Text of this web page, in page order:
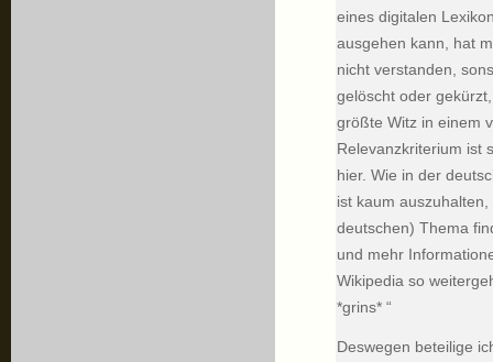
eines digitalen
ausgehen kann, hat
nicht verstanden,
gelöscht oder
größte Witz in einem
Relevanzkriterium ist
hier. Wie in der
ist kaum
deutschen) Thema
und mehr
Wikipedia so
*grins* “
Deswegen beteilige